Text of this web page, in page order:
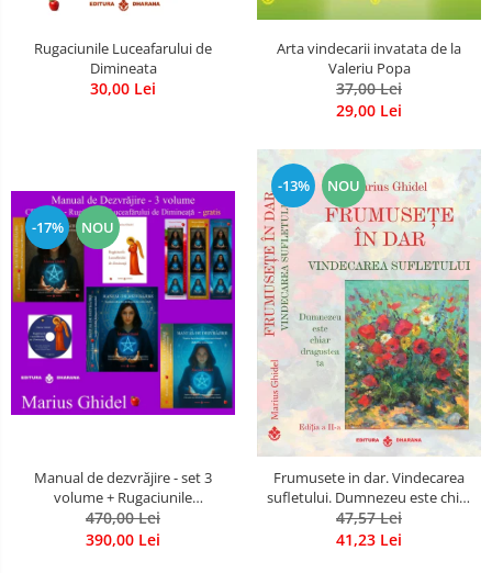
Rugaciunile Luceafarului de
Dimineata
30,00 Lei
Arta vindecarii invatata de la
Valeriu Popa
37,00 Lei
29,00 Lei
-17% NOU
Manual de dezvrăjire - set 3
volume + Rugaciunile
Luceafarului de Dimineata -
Gratuit)
470,00 Lei
390,00 Lei
-13% NOU
Frumusete in dar. Vindecarea
sufletului. Dumnezeu este chiar
dragostea ta. Editia a 2-a
47,57 Lei
41,23 Lei